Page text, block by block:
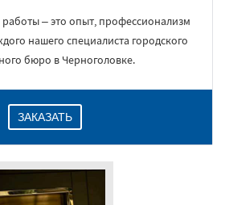
работы – это опыт, профессионализм
нашего специалиста городского
бюро в Черноголовке.
ЗАКАЗАТЬ